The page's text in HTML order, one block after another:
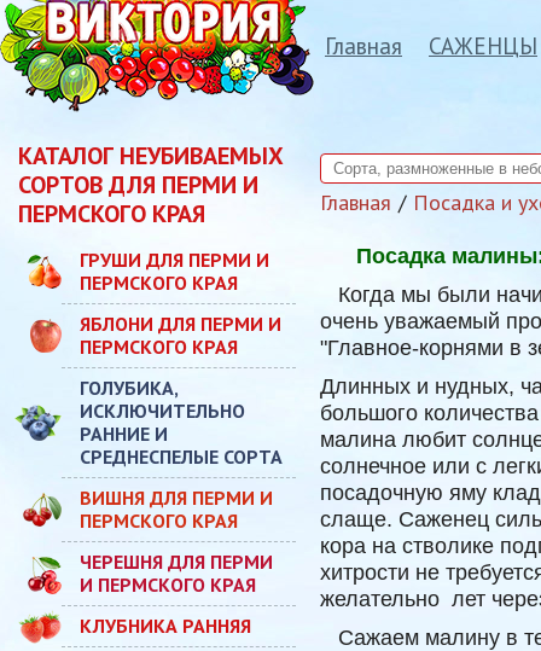
Главная САЖЕНЦЫ
КАТАЛОГ НЕУБИВАЕМЫХ
СОРТОВ ДЛЯ ПЕРМИ И
ПЕРМСКОГО КРАЯ
ГРУШИ ДЛЯ ПЕРМИ И
ПЕРМСКОГО КРАЯ
ЯБЛОНИ ДЛЯ ПЕРМИ И
ПЕРМСКОГО КРАЯ
ГОЛУБИКА,
ИСКЛЮЧИТЕЛЬНО
РАННИЕ И
СРЕДНЕСПЕЛЫЕ СОРТА
ВИШНЯ ДЛЯ ПЕРМИ И
ПЕРМСКОГО КРАЯ
ЧЕРЕШНЯ ДЛЯ ПЕРМИ
И ПЕРМСКОГО КРАЯ
КЛУБНИКА РАННЯЯ
Главная Посадка и
Посадка
Когда мы были
очень уважаемый
"Главное-корнями в
Длинных и нудных,
большого
малина любит
солнечное или с
посадочную яму
слаще. Саженец
кора на стволике
хитрости не
желательно лет
Сажаем малину в